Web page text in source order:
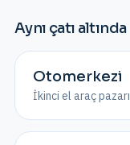
Aynı çatı altında
Otomerkezi
İkinci el araç pazarı